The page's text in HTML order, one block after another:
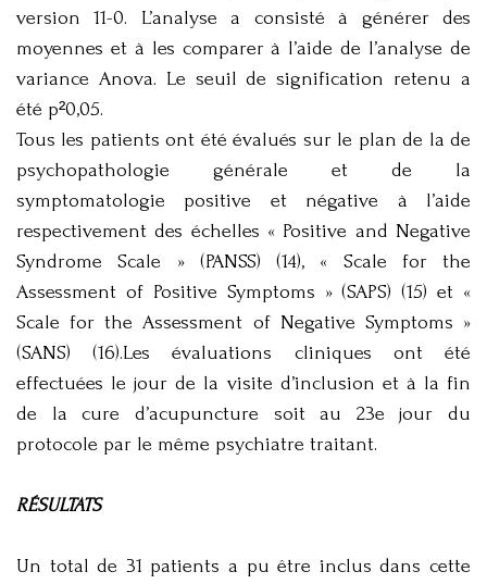
version 11-0. L’analyse a consisté à générer des
moyennes et à les comparer à l’aide de l’analyse de
variance Anova. Le seuil de signification retenu a
été p²0,05.
Tous les patients ont été évalués sur le plan de la de
psychopathologie générale et de la
symptomatologie positive et négative à l’aide
respectivement des échelles « Positive and Negative
Syndrome Scale » (PANSS) (14), « Scale for the
Assessment of Positive Symptoms » (SAPS) (15) et «
Scale for the Assessment of Negative Symptoms »
(SANS) (16).Les évaluations cliniques ont été
effectuées le jour de la visite d’inclusion et à la fin
de la cure d’acupuncture soit au 23e jour du
protocole par le même psychiatre traitant.
RÉSULTATS
Un total de 31 patients a pu être inclus dans cette